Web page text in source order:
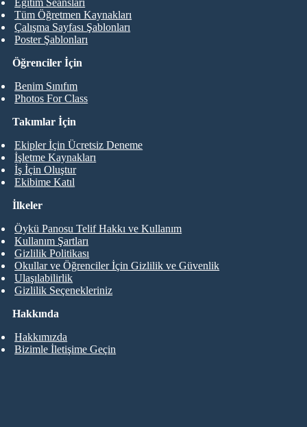
Öğrenciler İçin
Benim Sınıfım
Photos For Class
Eğitim Seansları
Tüm Öğretmen Kaynakları
Çalışma Sayfası Şablonları
Poster Şablonları
Takımlar İçin
Ekipler İçin Ücretsiz Deneme
İşletme Kaynakları
İş İçin Oluştur
Ekibime Katıl
Hakkında
Hakkımızda
Bizimle İletişime Geçin
İlkeler
Öykü Panosu Telif Hakkı ve Kullanım
Kullanım Şartları
Gizlilik Politikası
Okullar ve Öğrenciler İçin Gizlilik ve Güvenlik
Ulaşılabilirlik
Gizlilik Seçenekleriniz